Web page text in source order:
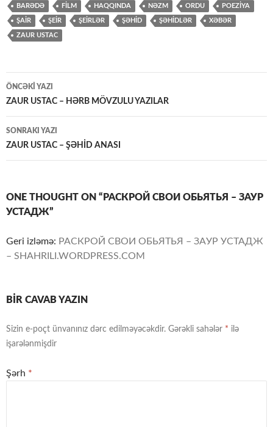
BARƏDƏ FİLM HAQQINDA NƏZM ORDU POEZİYA
ŞAİR ŞEİR ŞEİRLƏR ŞƏHİD ŞƏHİDLƏR XƏBƏR
ZAUR USTAC
Yazılar
üzrə
naviqasiya
ÖNCƏKI YAZI
ZAUR USTAC – HƏRB MÖVZULU YAZILAR
SONRAKI YAZI
ZAUR USTAC – ŞƏHİD ANASI
ONE THOUGHT ON “РАСКРОЙ СВОИ ОБЬЯТЬЯ – ЗАУР
УСТАДЖ”
Geri izləmə: РАСКРОЙ СВОИ ОБЬЯТЬЯ – ЗАУР УСТАДЖ
– SHAHRILI.WORDPRESS.COM
BIR CAVAB YAZIN
Sizin e-poçt ünvanınız dərc edilməyəcəkdir. Gərəkli sahələr * ilə
işarələnmişdir
Şərh *